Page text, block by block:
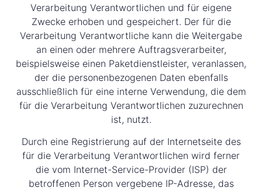
Verarbeitung Verantwortlichen und für eigene
Zwecke erhoben und gespeichert. Der für die
Verarbeitung Verantwortliche kann die Weitergabe
an einen oder mehrere Auftragsverarbeiter,
beispielsweise einen Paketdienstleister, veranlassen,
der die personenbezogenen Daten ebenfalls
ausschließlich für eine interne Verwendung, die dem
für die Verarbeitung Verantwortlichen zuzurechnen
ist, nutzt.
Durch eine Registrierung auf der Internetseite des
für die Verarbeitung Verantwortlichen wird ferner
die vom Internet-Service-Provider (ISP) der
betroffenen Person vergebene IP-Adresse, das